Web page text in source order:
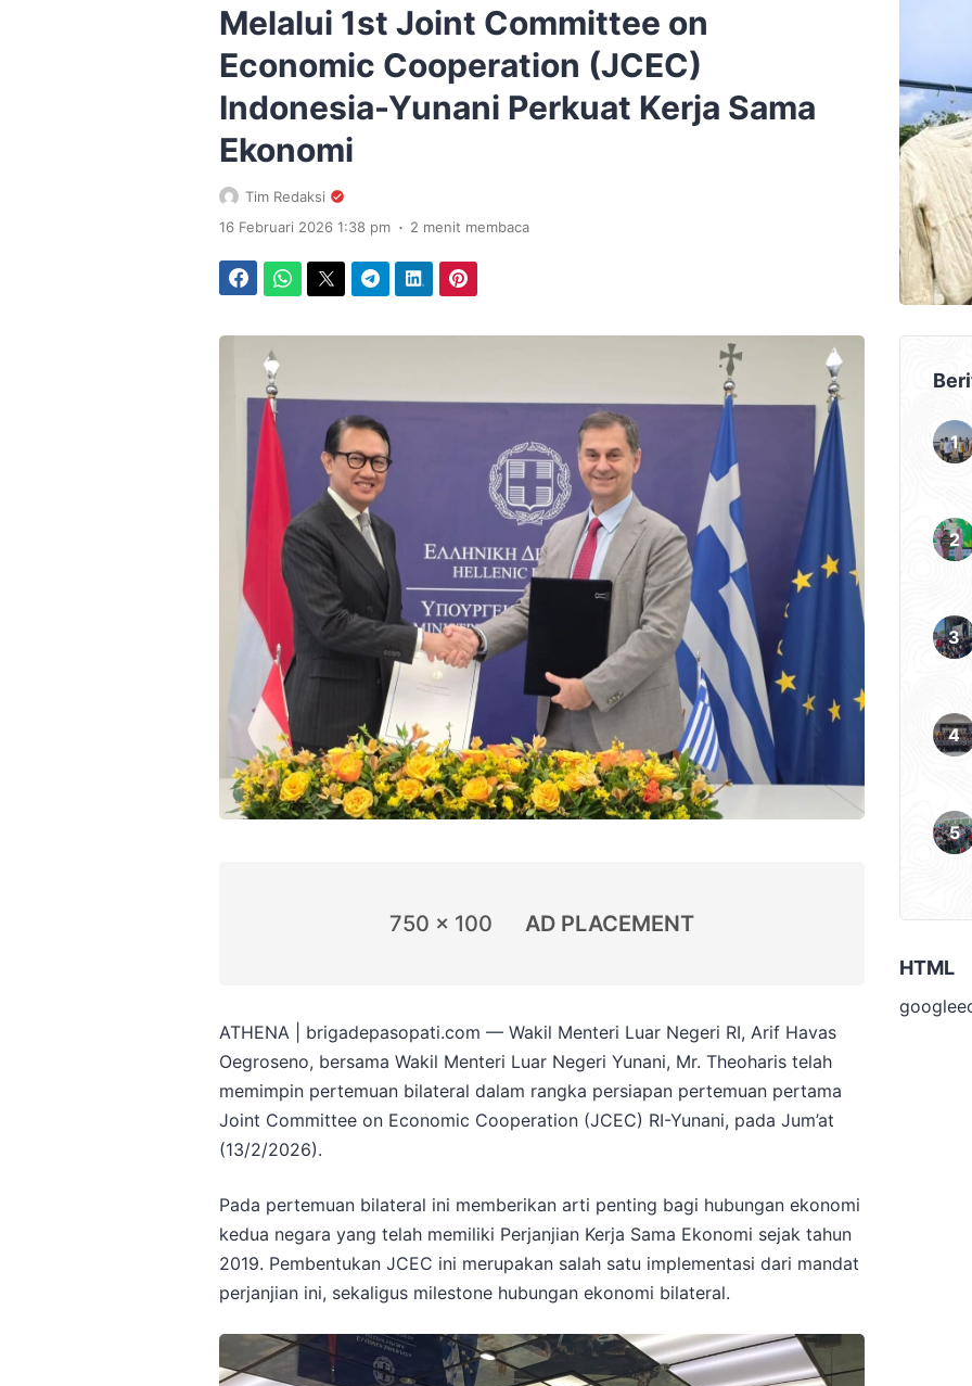
Melalui 1st Joint Committee on
Economic Cooperation (JCEC)
Indonesia-Yunani Perkuat Kerja Sama
Ekonomi
Tim Redaksi
16 Februari 2026 1:38 pm . 2 menit membaca
750 x 100 AD PLACEMENT
ATHENA | brigadepasopati.com — Wakil Menteri Luar Negeri RI, Arif Havas
Oegroseno, bersama Wakil Menteri Luar Negeri Yunani, Mr. Theoharis telah
memimpin pertemuan bilateral dalam rangka persiapan pertemuan pertama
Joint Committee on Economic Cooperation (JCEC) RI-Yunani, pada Jum’at
(13/2/2026).
Pada pertemuan bilateral ini memberikan arti penting bagi hubungan ekonomi
kedua negara yang telah memiliki Perjanjian Kerja Sama Ekonomi sejak tahun
2019. Pembentukan JCEC ini merupakan salah satu implementasi dari mandat
perjanjian ini, sekaligus milestone hubungan ekonomi bilateral.
HTML